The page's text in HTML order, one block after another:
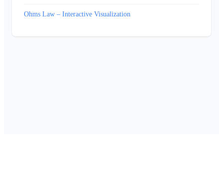
Ohms Law – Interactive Visualization